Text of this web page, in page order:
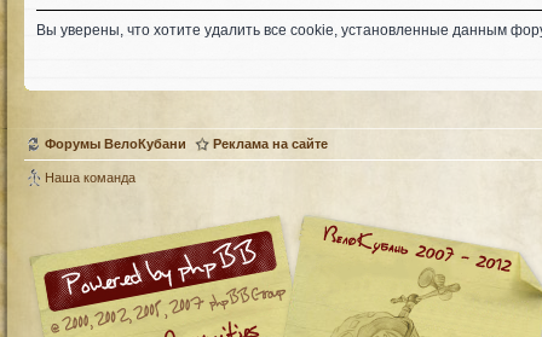
Вы уверены, что хотите удалить все cookie, установленные данным
Форумы ВелоКубани Реклама на сайте
Наша команда